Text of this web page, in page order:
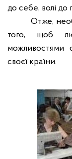
до себе, волі до
Отже,
того, щоб
можливостями
своєї країни.